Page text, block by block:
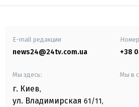
E-mail редакции
news24@24tv.com.ua +38
Мы здесь:
г. Киев,
ул. Владимирская 61/11,
Мы в